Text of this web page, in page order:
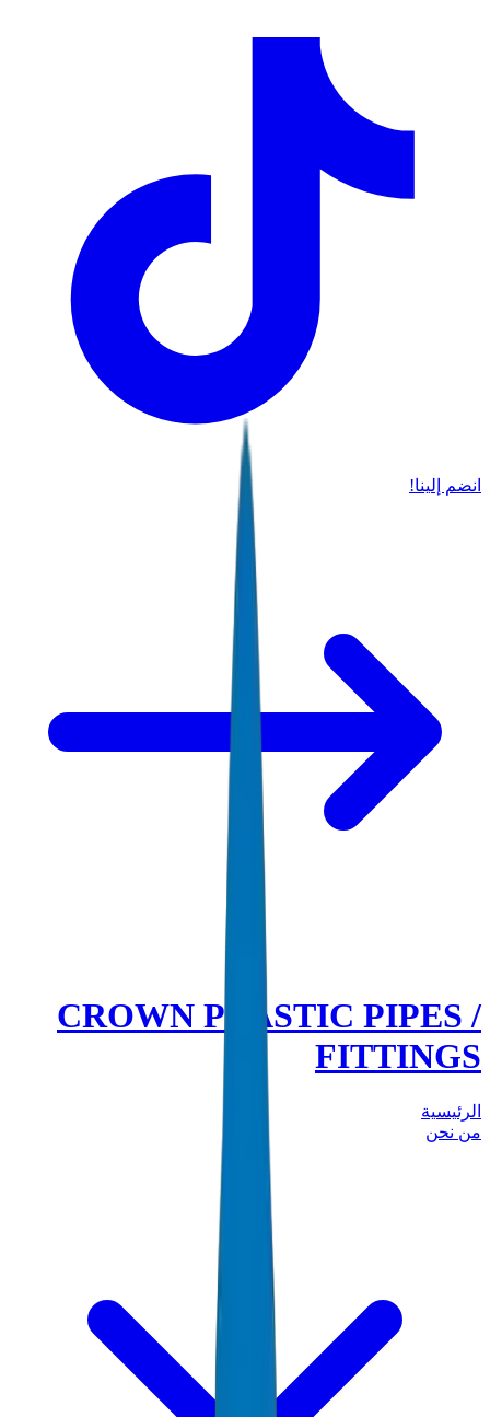
انضم إلينا!
CROWN PLASTIC PIPES /
FITTINGS
الرئيسية
من نحن